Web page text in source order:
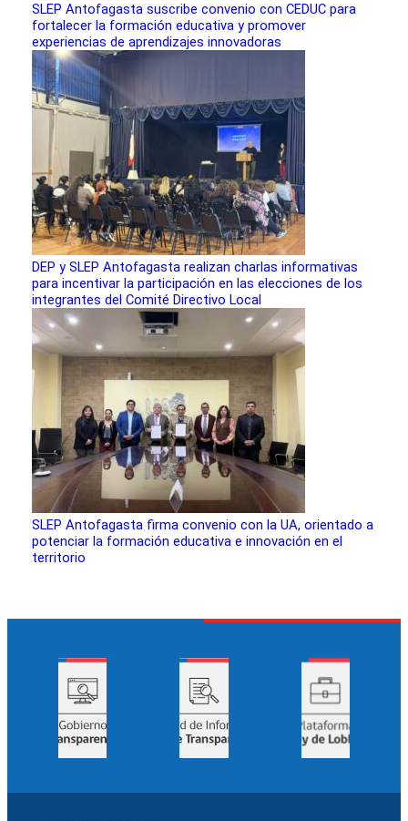
SLEP Antofagasta suscribe convenio con CEDUC para
fortalecer la formación educativa y promover
experiencias de aprendizajes innovadoras
DEP y SLEP Antofagasta realizan charlas informativas
para incentivar la participación en las elecciones de los
integrantes del Comité Directivo Local
SLEP Antofagasta firma convenio con la UA, orientado a
potenciar la formación educativa e innovación en el
territorio